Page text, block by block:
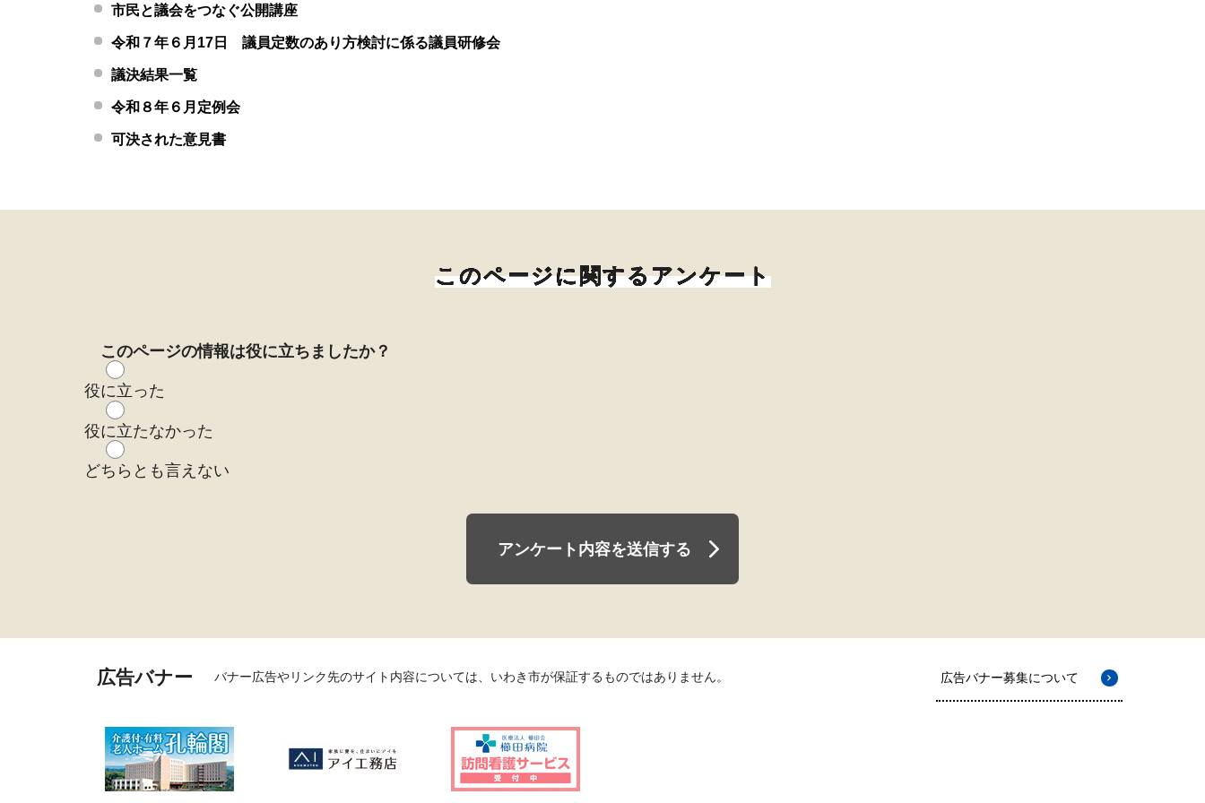
市民と議会をつなぐ公開講座
令和７年６月17日 議員定数のあり方検討に係る議員研修会
議決結果一覧
令和８年６月定例会
可決された意見書
このページに関するアンケート
このページの情報は役に立ちましたか？
役に立った
役に立たなかった
どちらとも言えない
アンケート内容を送信する
広告バナー バナー広告やリンク先のサイト内容については、いわき市が保証するものではありません。 広告バナー募集について